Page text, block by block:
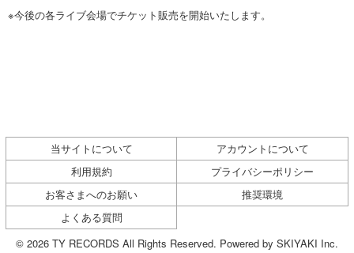
※今後の各ライブ会場でチケット販売を開始いたします。
当サイトについて
アカウントについて
利用規約
プライバシーポリシー
お客さまへのお願い
推奨環境
よくある質問
© 2026 TY RECORDS All Rights Reserved. Powered by SKIYAKI Inc.